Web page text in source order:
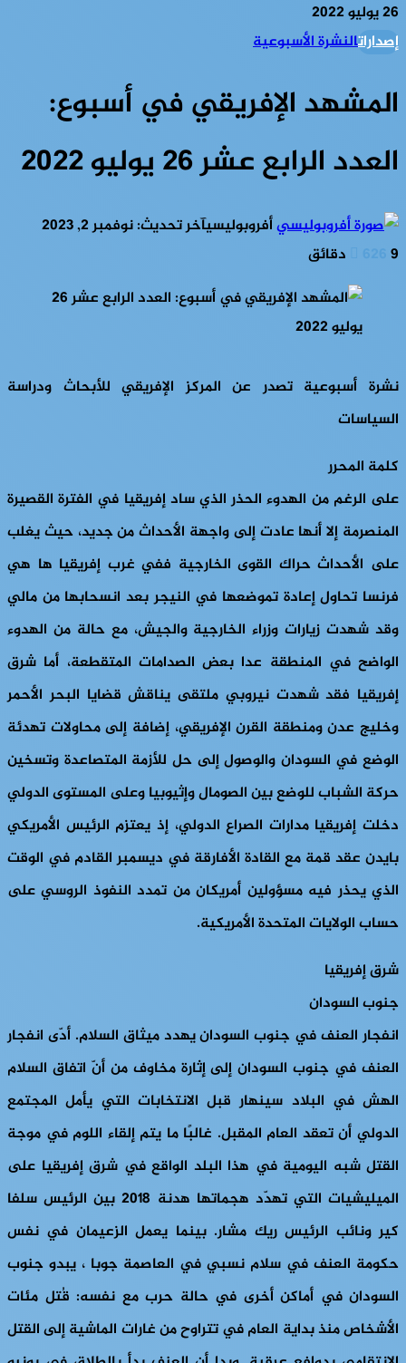
26 يوليو 2022
إصداراتالنشرة الأسبوعية
المشهد الإفريقي في أسبوع:
العدد الرابع عشر 26 يوليو 2022
أفروبوليسيآخر تحديث: نوفمبر 2, 2023
9 دقائق
نشرة أسبوعية تصدر عن المركز الإفريقي للأبحاث ودراسة
السياسات
كلمة المحرر
على الرغم من الهدوء الحذر الذي ساد إفريقيا في الفترة القصيرة
المنصرمة إلا أنها عادت إلى واجهة الأحداث من جديد، حيث يغلب
على الأحداث حراك القوى الخارجية ففي غرب إفريقيا ها هي
فرنسا تحاول إعادة تموضعها في النيجر بعد انسحابها من مالي
وقد شهدت زيارات وزراء الخارجية والجيش، مع حالة من الهدوء
الواضح في المنطقة عدا بعض الصدامات المتقطعة، أما شرق
إفريقيا فقد شهدت نيروبي ملتقى يناقش قضايا البحر الأحمر
وخليج عدن ومنطقة القرن الإفريقي، إضافة إلى محاولات تهدئة
الوضع في السودان والوصول إلى حل للأزمة المتصاعدة وتسخين
حركة الشباب للوضع بين الصومال وإثيوبيا وعلى المستوى الدولي
دخلت إفريقيا مدارات الصراع الدولي، إذ يعتزم الرئيس الأمريكي
بايدن عقد قمة مع القادة الأفارقة في ديسمبر القادم في الوقت
الذي يحذر فيه مسؤولين أمريكان من تمدد النفوذ الروسي على
حساب الولايات المتحدة الأمريكية.
شرق إفريقيا
جنوب السودان
انفجار العنف في جنوب السودان يهدد ميثاق السلام. أدّى انفجار
العنف في جنوب السودان إلى إثارة مخاوف من أنّ اتفاق السلام
الهش في البلاد سينهار قبل الانتخابات التي يأمل المجتمع
الدولي أن تعقد العام المقبل. غالبًا ما يتم إلقاء اللوم في موجة
القتل شبه اليومية في هذا البلد الواقع في شرق إفريقيا على
الميليشيات التي تهدّد هجماتها هدنة 2018 بين الرئيس سلفا
كير ونائب الرئيس ريك مشار. بينما يعمل الزعيمان في نفس
حكومة العنف في سلام نسبي في العاصمة جوبا ، يبدو جنوب
السودان في أماكن أخرى في حالة حرب مع نفسه: قُتل مئات
الأشخاص منذ بداية العام في تتراوح من غارات الماشية إلى القتل